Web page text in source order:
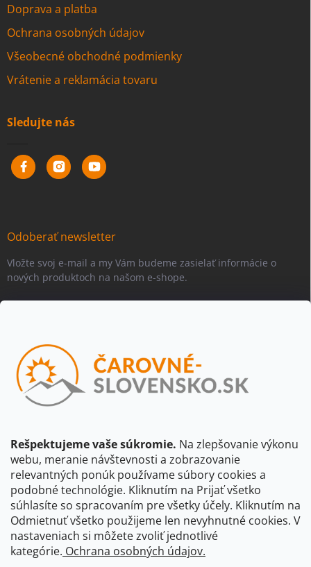
Rešpektujeme vaše súkromie. Na zlepšovanie výkonu
webu, meranie návštevnosti a zobrazovanie
relevantných ponúk používame súbory cookies a
podobné technológie. Kliknutím na Prijať všetko
súhlasíte so spracovaním pre všetky účely. Kliknutím na
Odmietnuť všetko použijeme len nevyhnutné cookies. V
nastaveniach si môžete zvoliť jednotlivé
kategórie. Ochrana osobných údajov.
Doprava a platba
Ochrana osobných údajov
Všeobecné obchodné podmienky
Vrátenie a reklamácia tovaru
Sledujte nás
Odoberať newsletter
Vložte svoj e-mail a my Vám budeme zasielať informácie o
nových produktoch na našom e-shope.
Vložením e-mailu súhlasíte spodmienkami ochrany osobných
údajov
Beriem na vedomie, že adresa bude spracovaná za účelom
údajov dostupnými na tejto stránke.
Prihlásiť sa
CBS Slovensko CBS Česko Shocart
VKÚ Mapy Harmanec
Čarovné Česko